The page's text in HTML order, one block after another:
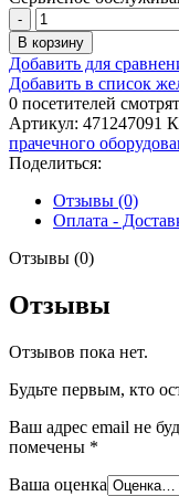
Количество
товара
ПРУЖИНА
В корзину
Добавить для
Добавить в список
0 посетителей
Артикул: 471247091
прачечного
Поделиться:
Отзывы (0)
Оплата -
Отзывы (0)
Отзывы
Отзывов пока нет.
Будьте первым, кто
Ваш адрес email не
помечены *
Ваша оценка